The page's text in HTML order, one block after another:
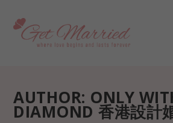
AUTHOR: ONLY
DIAMOND 香港設計